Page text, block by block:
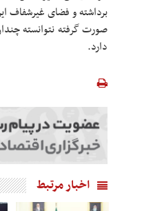
برداشته و فضای غیرشفاف
صورت گرفته نتوانسته
دارد.
اخبار مرتبط